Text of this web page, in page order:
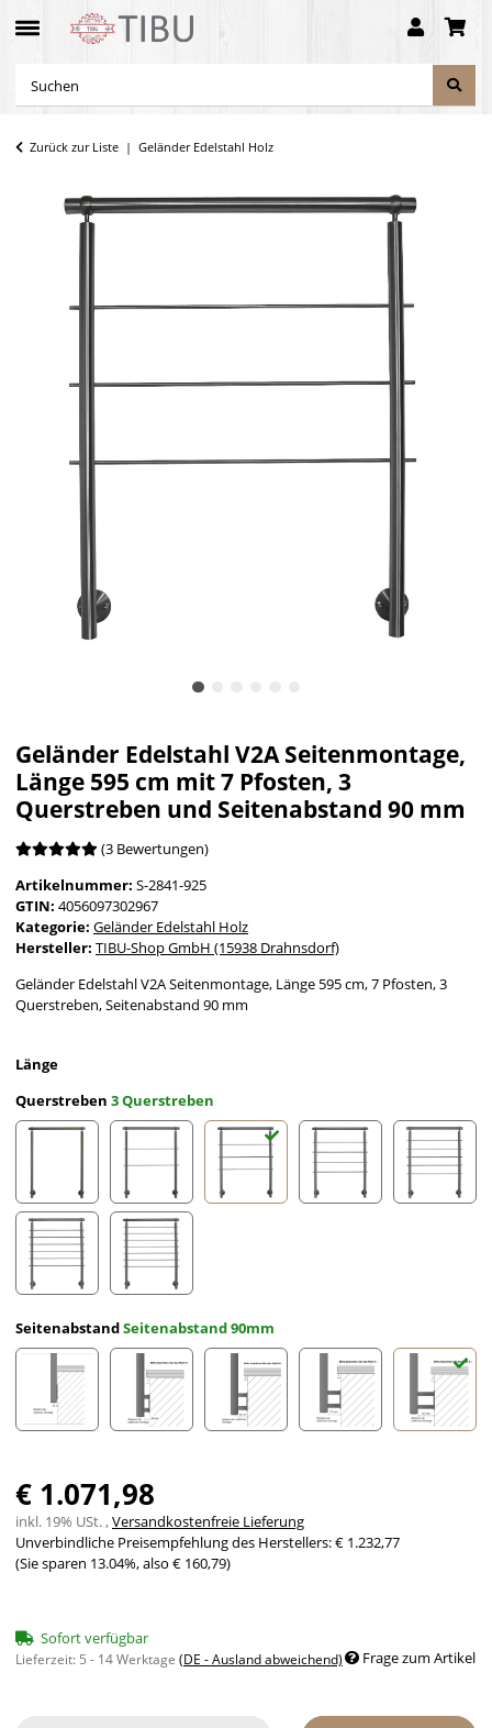
Zurück zur Liste Geländer Edelstahl Holz
Geländer Edelstahl V2A Seitenmontage,
Länge 595 cm mit 7 Pfosten, 3
Querstreben und Seitenabstand 90 mm
(3 Bewertungen)
Artikelnummer: S-2841-925
GTIN: 4056097302967
Kategorie: Geländer Edelstahl Holz
Hersteller: TIBU-Shop GmbH (15938 Drahnsdorf)
Geländer Edelstahl V2A Seitenmontage, Länge 595 cm, 7 Pfosten, 3
Querstreben, Seitenabstand 90 mm
Länge
Querstreben 3 Querstreben
ohne Querstreben2 Querstreben
SeitenabstandSeitenabstand 90mm
€ 1.071,98
inkl. 19% USt. ,Versandkostenfreie Lieferung
Unverbindliche Preisempfehlung des Herstellers:€ 1.232,77
(Sie sparen 13.04%, also € 160,79)
Sofort verfügbar
Lieferzeit: 5 - 14 Werktage (DE - Ausland abweichend) Frage zum Artikel